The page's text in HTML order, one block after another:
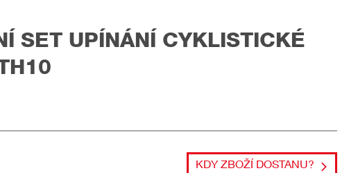
SET UPÍNÁNÍ CYKLISTICKÉ
KDY ZBOŽÍ DOSTANU?